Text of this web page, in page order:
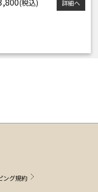
詳細へ
ング規約